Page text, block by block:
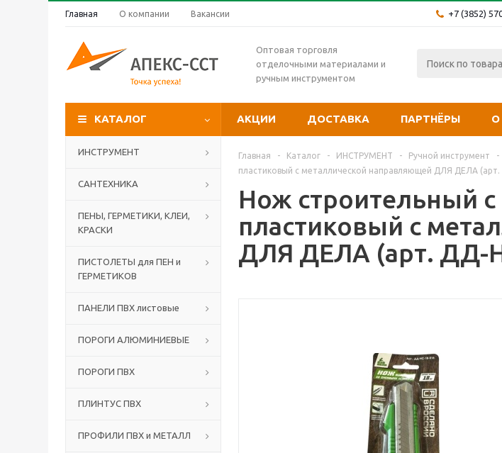
Главная О компании Вакансии +7 (3852)
Оптовая торговля
отделочными материалами и
ручным инструментом
КАТАЛОГ АКЦИИ ДОСТАВКА ПАРТНЁРЫ О
ИНСТРУМЕНТ
САНТЕХНИКА
ПЕНЫ, ГЕРМЕТИКИ, КЛЕИ,
КРАСКИ
ПИСТОЛЕТЫ для ПЕН и
ГЕРМЕТИКОВ
ПАНЕЛИ ПВХ листовые
ПОРОГИ АЛЮМИНИЕВЫЕ
ПОРОГИ ПВХ
ПЛИНТУС ПВХ
ПРОФИЛИ ПВХ и МЕТАЛЛ
Главная - Каталог - ИНСТРУМЕНТ - Ручной инструмент -
пластиковый с металлической направляющей ДЛЯ ДЕЛА
Нож строительный
пластиковый с
ДЛЯ ДЕЛА (арт. ДД-